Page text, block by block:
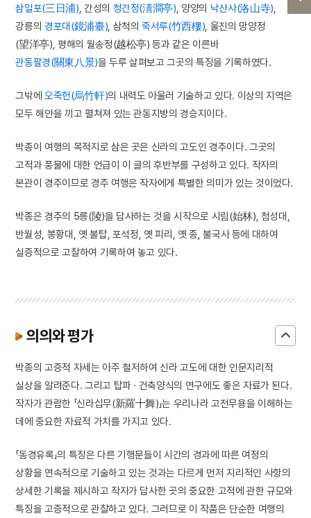
삼일포(三日浦) , 간성의 청간정(淸澗亭) , 양양의 낙산사(洛山寺)
강릉의경포대(鏡浦臺) , 삼척의죽서루(竹西樓) , 울진의 망양정
(望洋亭), 평해의 월송정(越松亭) 등과 같은 이른바
관동팔경(關東八景)을 두루 살펴보고 그곳의 특징을 기록하였다.
그밖에 오죽헌(烏竹軒)의 내력도 아울러 기술하고 있다. 이상의 지역은
모두 해안을 끼고 펼쳐져 있는 관동지방의 경승지이다.
박종이 여행의 목적지로 삼은 곳은 신라의 고도인 경주이다. 그곳의
고적과 풍물에 대한 언급이 이 글의 후반부를 구성하고 있다. 작자의
본관이 경주이므로 경주 여행은 작자에게 특별한 의미가 있는 것이었다.
박종은 경주의 5릉(陵)을 답사하는 것을 시작으로 시림(始林), 첨성대,
반월성, 봉황대, 옛 불탑, 포석정, 옛 피리, 옛 종, 불국사 등에 대하여
실증적으로 고찰하여 기록하여 놓고 있다.
의의와 평가
박종의 고증적 자세는 아주 철저하여 신라 고도에 대한 인문지리적
실상을 알려준다. 그리고 탑파 · 건축양식의 연구에도 좋은 자료가 된다.
작자가 관람한 「신라십무(新羅十舞)」는 우리나라 고전무용을 이해하는
데에 중요한 자료적 가치를 가지고 있다.
「동경유록」의 특징은 다른 기행문들이 시간의 경과에 따른 여정의
상황을 연속적으로 기술하고 있는 것과는 다르게 먼저 지리적인 사항의
상세한 기록을 제시하고 작자가 답사한 곳의 중요한 고적에 관한 규모와
특징을 고증적으로 관찰하고 있다. 그러므로 이 작품은 단순한 여행의